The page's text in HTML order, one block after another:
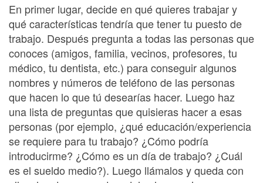
En primer lugar, decide en qué quieres trabajar y
qué características tendría que tener tu puesto de
trabajo. Después pregunta a todas las personas que
conoces (amigos, familia, vecinos, profesores, tu
médico, tu dentista, etc.) para conseguir algunos
nombres y números de teléfono de las personas
que hacen lo que tú desearías hacer. Luego haz
una lista de preguntas que quisieras hacer a esas
personas (por ejemplo, ¿qué educación/experiencia
se requiere para tu trabajo? ¿Cómo podría
introducirme? ¿Cómo es un día de trabajo? ¿Cuál
es el sueldo medio?). Luego llámalos y queda con